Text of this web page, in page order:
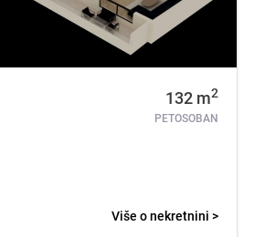
132 m2
PETOSOBAN
Više o nekretnini >